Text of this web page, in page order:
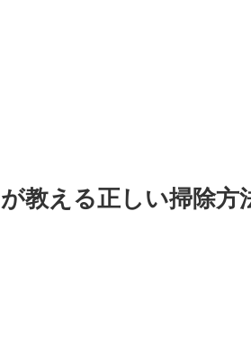
教える正しい掃除方